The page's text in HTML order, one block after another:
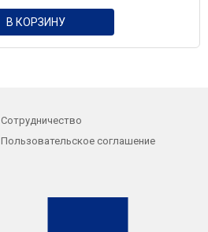
В КОРЗИНУ
Сотрудничество
Пользовательское соглашение